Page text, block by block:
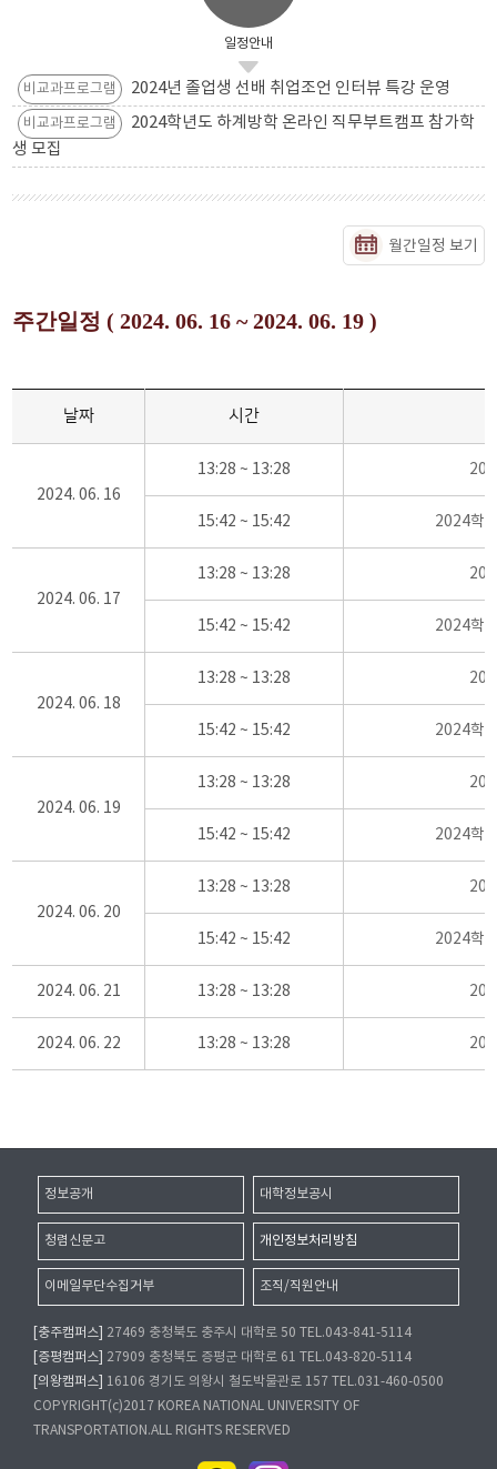
일정안내
비교과프로그램 2024년 졸업생 선배 취업조언 인터뷰 특강 운영
비교과프로그램
2024학년도 하계방학 온라인 직무부트캠프 참가학
생 모집
월간일정 보기
주간일정 ( 2024. 06. 16 ~ 2024. 06. 19 )
날짜 시간
2024. 06. 16
13:28 ~ 13:28
15:42 ~ 15:42 2024학
2024. 06. 17
13:28 ~ 13:28
15:42 ~ 15:42 2024학
2024. 06. 18
13:28 ~ 13:28
15:42 ~ 15:42 2024학
2024. 06. 19
13:28 ~ 13:28
15:42 ~ 15:42 2024학
2024. 06. 20
13:28 ~ 13:28
15:42 ~ 15:42 2024학
2024. 06. 21 13:28 ~ 13:28
2024. 06. 22 13:28 ~ 13:28
정보공개 대학정보공시
청렴신문고 개인정보처리방침
이메일무단수집거부 조직/직원안내
[충주캠퍼스]
27469 충청북도 충주시 대학로 50 TEL.043-841-5114
[증평캠퍼스]
27909 충청북도 증평군 대학로 61 TEL.043-820-5114
[의왕캠퍼스]
16106 경기도 의왕시 철도박물관로 157 TEL.031-460-0500
COPYRIGHT(c)2017 KOREA NATIONAL UNIVERSITY OF
TRANSPORTATION.ALL RIGHTS RESERVED